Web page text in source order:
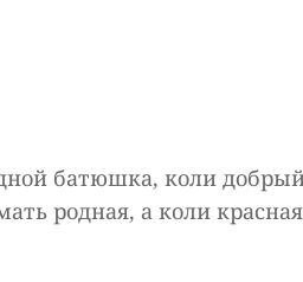
батюшка, коли
родная, а коли красная